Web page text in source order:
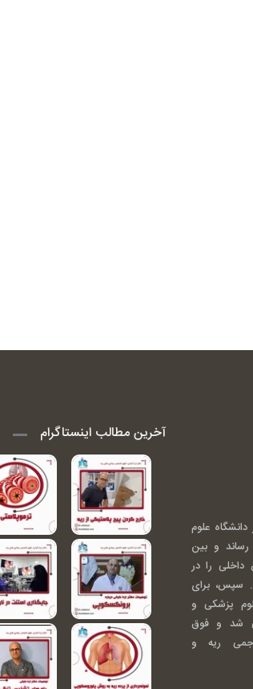
علوم
به پایان رساند و بین
تخصص داخلی را در
سپس، برای
پزشکی و
شد و فوق
ریه و
آخرین مطالب اینستاگرام